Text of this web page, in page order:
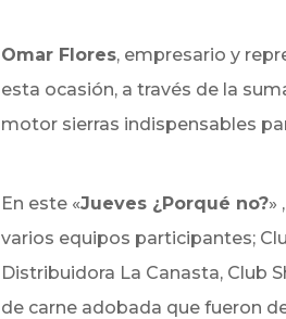
Omar Flores, empresario y
esta ocasión, a través de la
motor sierras indispensables
En este «Jueves ¿Porqué no?»
varios equipos participantes;
Distribuidora La Canasta, Club
de carne adobada que fueron